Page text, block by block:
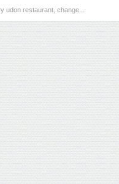
udon restaurant, change...